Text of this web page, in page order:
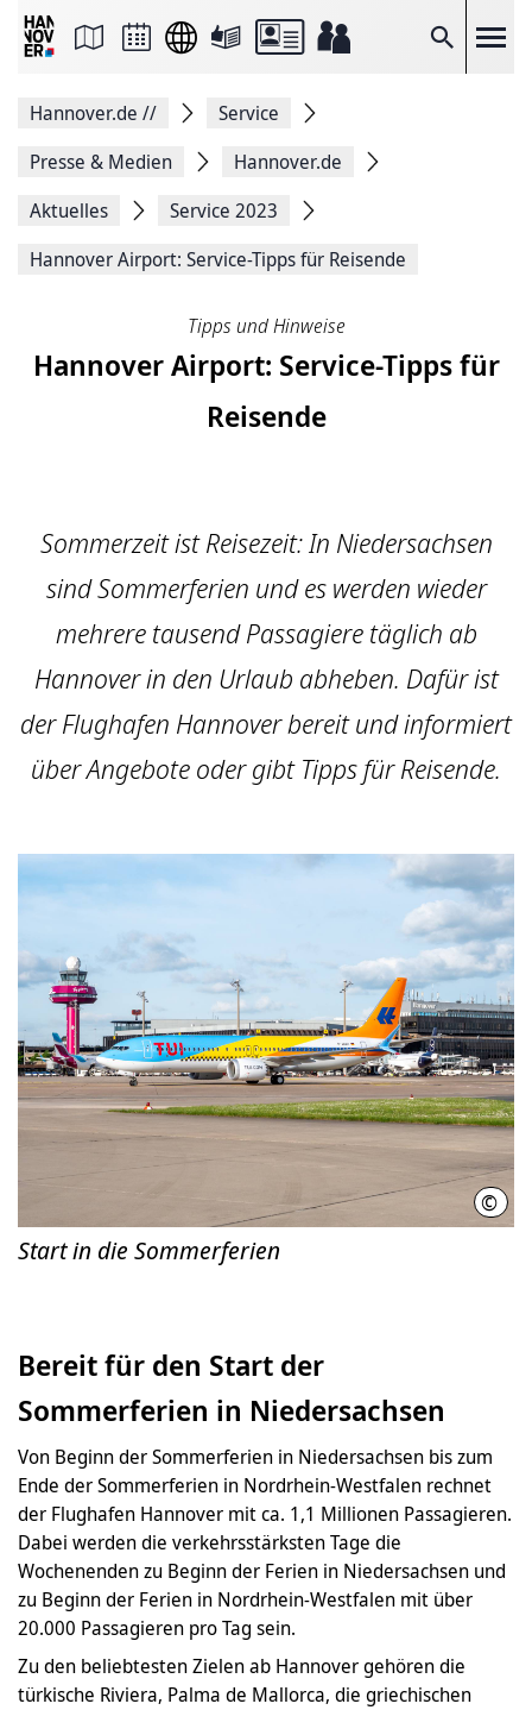
Suche
Seite
Facebook
teilen
Seitenlink
Seite
Hannover.de //
Service
Presse & Medien
Hannover.de
Aktuelles
Service 2023
Hannover Airport: Service-Tipps für Reisende
Tipps und Hinweise
Hannover Airport: Service-Tipps für
Reisende
Sommerzeit ist Reisezeit: In Niedersachsen
sind Sommerferien und es werden wieder
mehrere tausend Passagiere täglich ab
Hannover in den Urlaub abheben. Dafür ist
der Flughafen Hannover bereit und informiert
über Angebote oder gibt Tipps für Reisende.
©
Start in die Sommerferien
Bereit für den Start der
Sommerferien in Niedersachsen
Von Beginn der Sommerferien in Niedersachsen bis zum
Ende der Sommerferien in Nordrhein-Westfalen rechnet
der Flughafen Hannover mit ca. 1,1 Millionen Passagieren.
Dabei werden die verkehrsstärksten Tage die
Wochenenden zu Beginn der Ferien in Niedersachsen und
zu Beginn der Ferien in Nordrhein-Westfalen mit über
20.000 Passagieren pro Tag sein.
Zu den beliebtesten Zielen ab Hannover gehören die
türkische Riviera, Palma de Mallorca, die griechischen